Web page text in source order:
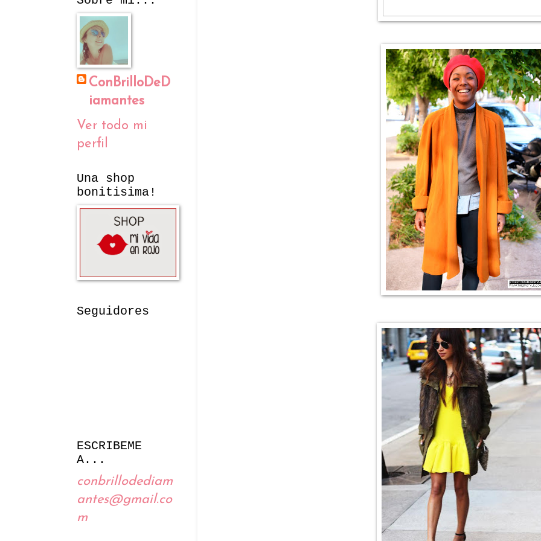
ConBrilloDeD
iamantes
Ver todo mi
perfil
Una shop
bonitisima!
Seguidores
ESCRIBEME
A...
conbrillodediam
antes@gmail.co
m